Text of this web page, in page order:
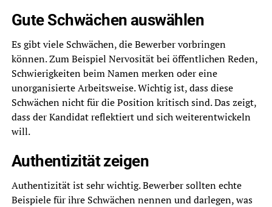
Gute Schwächen auswählen
Es gibt viele Schwächen, die Bewerber vorbringen
können. Zum Beispiel Nervosität bei öffentlichen Reden,
Schwierigkeiten beim Namen merken oder eine
unorganisierte Arbeitsweise. Wichtig ist, dass diese
Schwächen nicht für die Position kritisch sind. Das zeigt,
dass der Kandidat reflektiert und sich weiterentwickeln
will.
Authentizität zeigen
Authentizität ist sehr wichtig. Bewerber sollten echte
Beispiele für ihre Schwächen nennen und darlegen, was